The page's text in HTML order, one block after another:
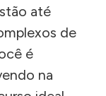
até
de
é
na